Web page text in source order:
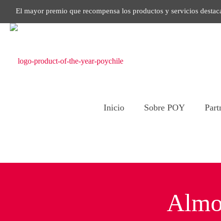
El mayor premio que recompensa los productos y servicios
Inicio Sobre POY